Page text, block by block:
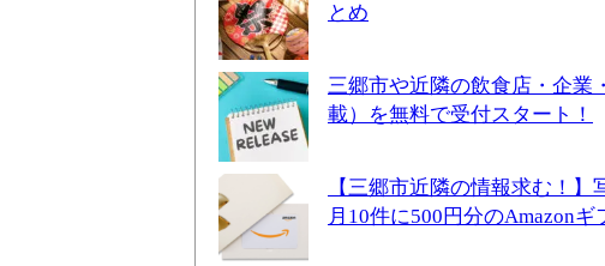
とめ
三郷市や近隣の飲食店・企業
載）を無料で受付スタート！
【三郷市近隣の情報求む！
月10件に500円分のAmazon